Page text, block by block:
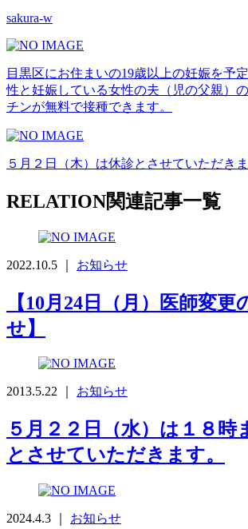
sakura-w
目黒区にお住まいの19歳以上の妊娠を予
性と妊娠している女性の夫（児の父親）
チンが無料で接種できます。
５月２日（木）は休診とさせていただきま
RELATION関連記事一覧
2022.10.5 ｜ お知らせ
【10月24日（月）医師変更
せ】
2013.5.22 ｜ お知らせ
５月２２日（水）は１８時
とさせていただきます。
2024.4.3 ｜ お知らせ